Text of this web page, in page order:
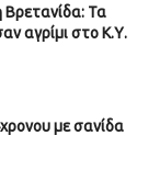
Βρετανίδα: Τα
αγρίμι στο Κ.Υ.
με σανίδα